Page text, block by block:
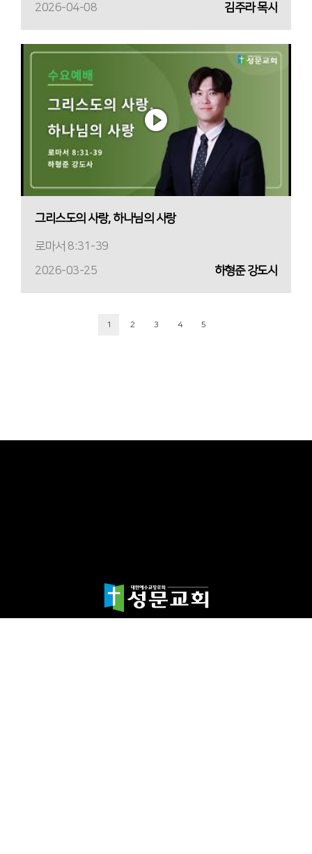
2026-04-08
김주라 목사
그리스도의 사랑, 하나님의 사랑
로마서 8:31-39
2026-03-25
하형준 강도사
1 2 3 4 5